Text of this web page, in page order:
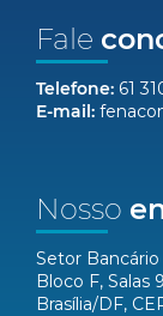
Fale
Telefone: 61
E-mail:
Nosso
Setor Bancário
Bloco F, Salas
Brasília/DF,